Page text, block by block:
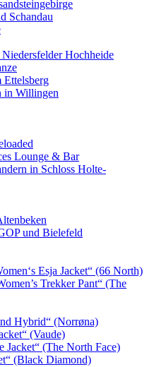
Schandau
Niedersfelder Hochheide
Ettelsberg
in Willingen
Lounge & Bar
in Schloss Holte-
und Bielefeld
Esja Jacket“ (66 North)
Trekker Pant“ (The
Hybrid“ (Norrøna)
(Vaude)
Jacket“ (The North Face)
(Black Diamond)